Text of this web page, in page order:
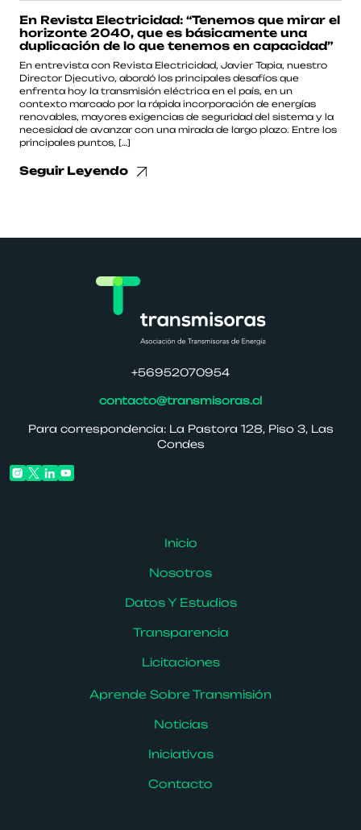
En Revista Electricidad: “Tenemos que mirar el
horizonte 2040, que es básicamente una
duplicación de lo que tenemos en capacidad”
En entrevista con Revista Electricidad, Javier Tapia, nuestro
Director Djecutivo, abordó los principales desafíos que
enfrenta hoy la transmisión eléctrica en el país, en un
contexto marcado por la rápida incorporación de energías
renovables, mayores exigencias de seguridad del sistema y la
necesidad de avanzar con una mirada de largo plazo. Entre los
principales puntos, […]
Seguir Leyendo
+56952070954
contacto@transmisoras.cl
Para correspondencia: La Pastora 128, Piso 3, Las
Condes
Inicio
Nosotros
Datos Y Estudios
Transparencia
Licitaciones
Aprende Sobre Transmisión
Noticias
Iniciativas
Contacto